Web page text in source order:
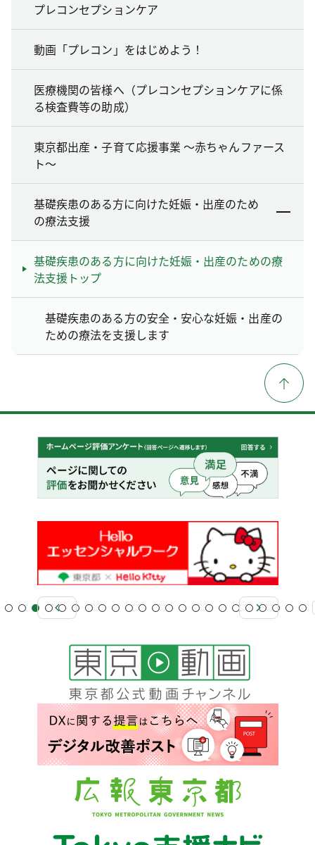
プレコンセプションケア
動画「プレコン」をはじめよう！
医療機関の皆様へ（プレコンセプションケアに係
る検査費等の助成）
東京都出産・子育て応援事業 ～赤ちゃんファース
ト～
基礎疾患のある方に向けた妊娠・出産のため
の療法支援
基礎疾患のある方に向けた妊娠・出産のための療
法支援トップ
基礎疾患のある方の安全・安心な妊娠・出産の
ための療法を支援します